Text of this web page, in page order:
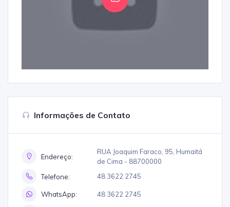
Informações de Contato
Endereço:
RUA Joaquim Faraco, 95, Humaitá
de Cima - 88700000
Telefone:
48 3622 2745
WhatsApp: 48 3622 2745